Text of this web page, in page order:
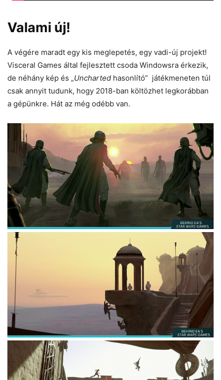
Valami új!
A végére maradt egy kis meglepetés, egy vadi-új projekt!
Visceral Games által fejlesztett csoda Windowsra érkezik,
de néhány kép és „Uncharted hasonlító” játékmeneten túl
csak annyit tudunk, hogy 2018-ban költözhet legkorábban
a gépünkre. Hát az még odébb van.